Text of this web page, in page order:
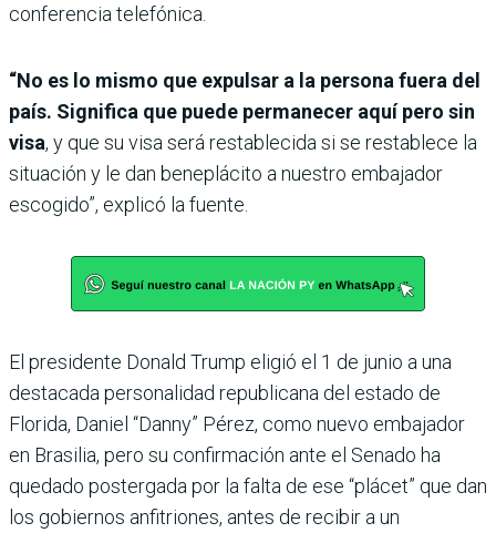
conferencia telefónica.
“No es lo mismo que expulsar a la persona fuera del
país. Significa que puede permanecer aquí pero sin
visa, y que su visa será restablecida si se restablece la
situación y le dan beneplácito a nuestro embajador
escogido”, explicó la fuente.
El presidente Donald Trump eligió el 1 de junio a una
destacada personalidad republicana del estado de
Florida, Daniel “Danny” Pérez, como nuevo embajador
en Brasilia, pero su confirmación ante el Senado ha
quedado postergada por la falta de ese “plácet” que dan
los gobiernos anfitriones, antes de recibir a un